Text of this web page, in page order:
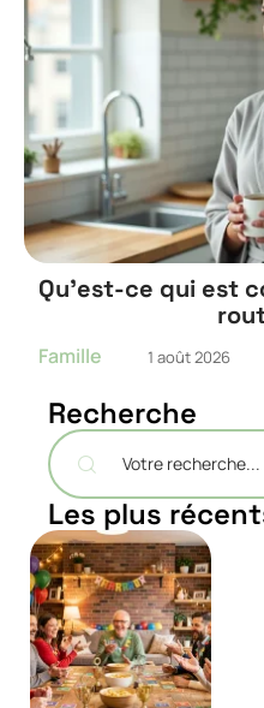
Qu’est-ce qui est
Famille 1 août 2026
Recherche
Les plus